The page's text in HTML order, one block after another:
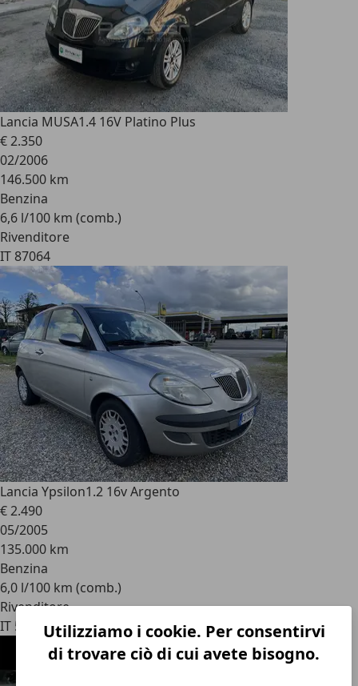
Utilizziamo i cookie. Per consentirvi
di trovare ciò di cui avete bisogno.
Lancia MUSA1.4 16V Platino Plus
€ 2.350
02/2006
146.500 km
Benzina
6,6 l/100 km (comb.)
Rivenditore
IT 87064
Lancia Ypsilon1.2 16v Argento
€ 2.490
05/2005
135.000 km
Benzina
6,0 l/100 km (comb.)
Rivenditore
IT 59016